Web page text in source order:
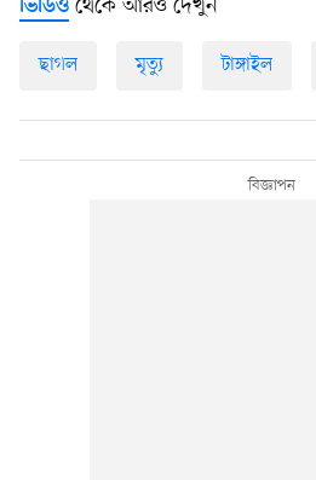
ভিডিও
ছাগল মৃত্যু টাঙ্গাইল